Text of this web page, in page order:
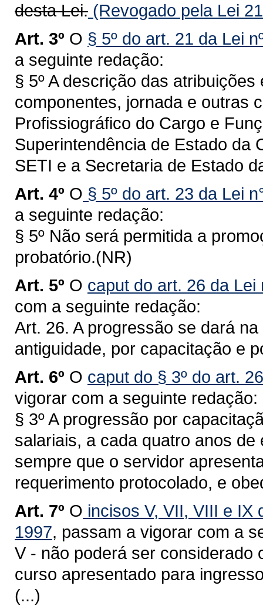
desta Lei. (Revogado pela Lei
Art. 3º O § 5º do art. 21 da Lei
a seguinte redação:
§ 5º A descrição das
componentes, jornada e outras
Profissiográfico do Cargo e
Superintendência de Estado da
SETI e a Secretaria de Estado
Art. 4º O § 5º do art. 23 da Lei
a seguinte redação:
§ 5º Não será permitida a
probatório.(NR)
Art. 5º O caput do art. 26 da Lei
com a seguinte redação:
Art. 26. A progressão se dará
antiguidade, por capacitação e
Art. 6º O caput do § 3º do art.
vigorar com a seguinte redação:
§ 3º A progressão por
salariais, a cada quatro anos
sempre que o servidor
requerimento protocolado, e
Art. 7º O incisos V, VII, VIII e IX
1997, passam a vigorar com a
V - não poderá ser considerado
curso apresentado para
(...)